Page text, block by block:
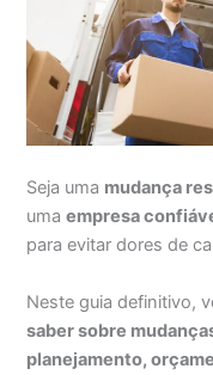
Seja uma mudança
umaempresa
para evitar dores de
Neste guia definitivo,
saber sobre
planejamento,